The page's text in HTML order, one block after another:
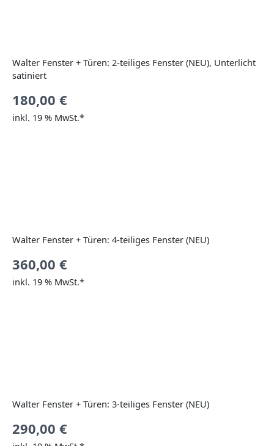
Walter Fenster + Türen: 2-teiliges Fenster (NEU), Unterlicht
satiniert
180,00 €
inkl. 19 % MwSt.*
Walter Fenster + Türen: 4-teiliges Fenster (NEU)
360,00 €
inkl. 19 % MwSt.*
Walter Fenster + Türen: 3-teiliges Fenster (NEU)
290,00 €